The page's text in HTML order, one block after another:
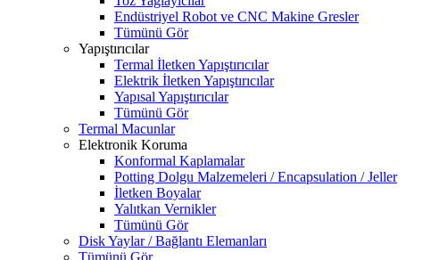
Endüstriyel Robot ve CNC Makine Gresler
Tümünü Gör
Yapıştırıcılar
Termal İletken Yapıştırıcılar
Elektrik İletken Yapıştırıcılar
Yapısal Yapıştırıcılar
Tümünü Gör
Termal Macunlar
Elektronik Koruma
Konformal Kaplamalar
Potting Dolgu Malzemeleri / Encapsulation / Jeller
İletken Boyalar
Yalıtkan Vernikler
Tümünü Gör
Disk Yaylar / Bağlantı Elemanları
Tümünü Gör